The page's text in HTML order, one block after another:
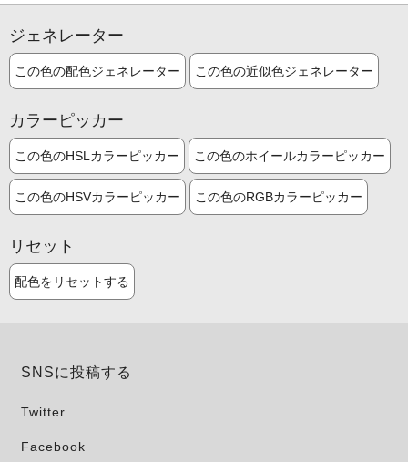
ジェネレーター
この色の配色ジェネレーター この色の近似色ジェネレーター
カラーピッカー
この色のHSLカラーピッカー この色のホイールカラーピッカー
この色のHSVカラーピッカー この色のRGBカラーピッカー
リセット
配色をリセットする
SNSに投稿する
Twitter
Facebook